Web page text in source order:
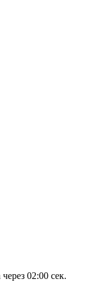
02:00 сек.